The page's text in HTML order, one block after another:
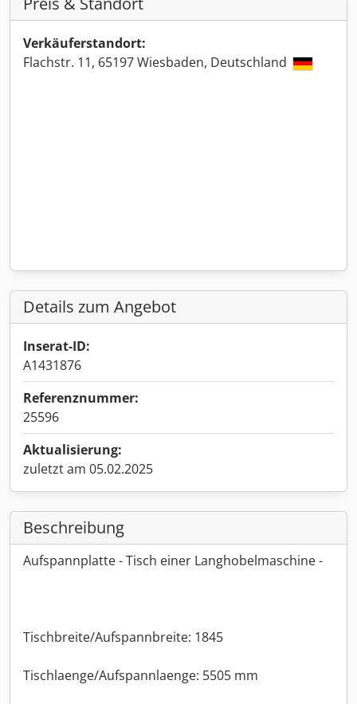
Verkäuferstandort:
Flachstr. 11, 65197 Wiesbaden, Deutschland
Details zum Angebot
Inserat-ID:
A1431876
Referenznummer:
25596
Aktualisierung:
zuletzt am 05.02.2025
Beschreibung
Aufspannplatte - Tisch einer Langhobelmaschine -
Tischbreite/Aufspannbreite: 1845
Tischlaenge/Aufspannlaenge: 5505 mm